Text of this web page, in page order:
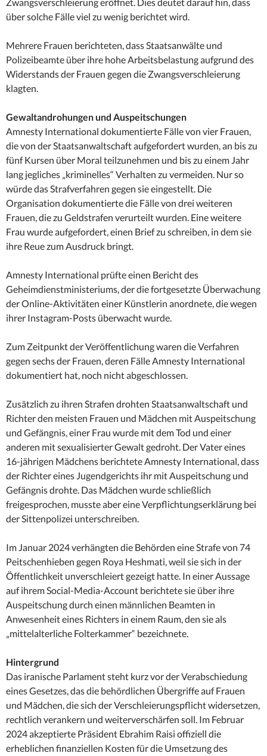
Zwangsverschleierung eröffnet. Dies deutet darauf hin, dass
über solche Fälle viel zu wenig berichtet wird.
Mehrere Frauen berichteten, dass Staatsanwälte und
Polizeibeamte über ihre hohe Arbeitsbelastung aufgrund des
Widerstands der Frauen gegen die Zwangsverschleierung
klagten.
Gewaltandrohungen und Auspeitschungen
Amnesty International dokumentierte Fälle von vier Frauen,
die von der Staatsanwaltschaft aufgefordert wurden, an bis zu
fünf Kursen über Moral teilzunehmen und bis zu einem Jahr
lang jegliches „kriminelles“ Verhalten zu vermeiden. Nur so
würde das Strafverfahren gegen sie eingestellt. Die
Organisation dokumentierte die Fälle von drei weiteren
Frauen, die zu Geldstrafen verurteilt wurden. Eine weitere
Frau wurde aufgefordert, einen Brief zu schreiben, in dem sie
ihre Reue zum Ausdruck bringt.
Amnesty International prüfte einen Bericht des
Geheimdienstministeriums, der die fortgesetzte Überwachung
der Online-Aktivitäten einer Künstlerin anordnete, die wegen
ihrer Instagram-Posts überwacht wurde.
Zum Zeitpunkt der Veröffentlichung waren die Verfahren
gegen sechs der Frauen, deren Fälle Amnesty International
dokumentiert hat, noch nicht abgeschlossen.
Zusätzlich zu ihren Strafen drohten Staatsanwaltschaft und
Richter den meisten Frauen und Mädchen mit Auspeitschung
und Gefängnis, einer Frau wurde mit dem Tod und einer
anderen mit sexualisierter Gewalt gedroht. Der Vater eines
16-jährigen Mädchens berichtete Amnesty International, dass
der Richter eines Jugendgerichts ihr mit Auspeitschung und
Gefängnis drohte. Das Mädchen wurde schließlich
freigesprochen, musste aber eine Verpflichtungserklärung bei
der Sittenpolizei unterschreiben.
Im Januar 2024 verhängten die Behörden eine Strafe von 74
Peitschenhieben gegen Roya Heshmati, weil sie sich in der
Öffentlichkeit unverschleiert gezeigt hatte. In einer Aussage
auf ihrem Social-Media-Account berichtete sie über ihre
Auspeitschung durch einen männlichen Beamten in
Anwesenheit eines Richters in einem Raum, den sie als
„mittelalterliche Folterkammer“ bezeichnete.
Hintergrund
Das iranische Parlament steht kurz vor der Verabschiedung
eines Gesetzes, das die behördlichen Übergriffe auf Frauen
und Mädchen, die sich der Verschleierungspflicht widersetzen,
rechtlich verankern und weiterverschärfen soll. Im Februar
2024 akzeptierte Präsident Ebrahim Raisi offiziell die
erheblichen finanziellen Kosten für die Umsetzung des